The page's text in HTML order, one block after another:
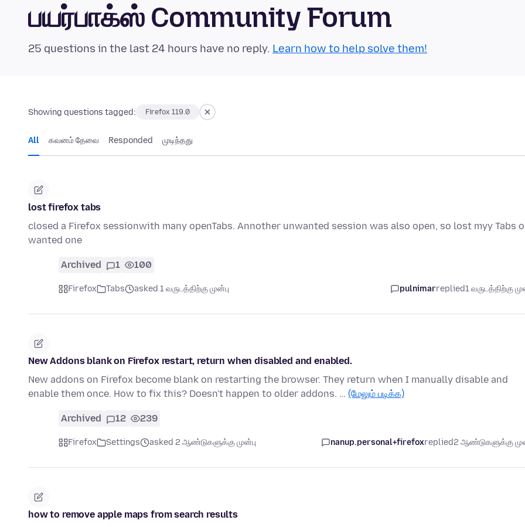
பயர்பாக்ஸ் Community Forum
25 questions in the last 24 hours have no reply. Learn how to help solve them!
Showing questions tagged: Firefox 119.0
All கவனம் தேவை Responded முடிந்தது
lost firefox tabs
closed a Firefox sessionwith many openTabs. Annother unwanted session was also open, so lost myy Tabs
wanted one
Archived 1 100
Firefox Tabs asked 1 வருடத்திற்கு முன்பு pulnimarreplied1 வருடத்திற்கு
New Addons blank on Firefox restart, return when disabled and enabled.
New addons on Firefox become blank on restarting the browser. They return when I manually disable and
enable them once. How to fix this? Doesn't happen to older addons. … (மேலும் படிக்க)
Archived 12 239
Firefox Settings asked 2 ஆண்டுகளுக்கு முன்பு nanup.personal+firefoxreplied2 ஆண்டுகளுக்கு
how to remove apple maps from search results